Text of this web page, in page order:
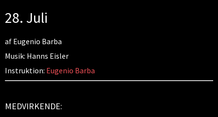
28. Juli
af Eugenio Barba
Musik: Hanns Eisler
Instruktion: Eugenio Barba
MEDVIRKENDE: